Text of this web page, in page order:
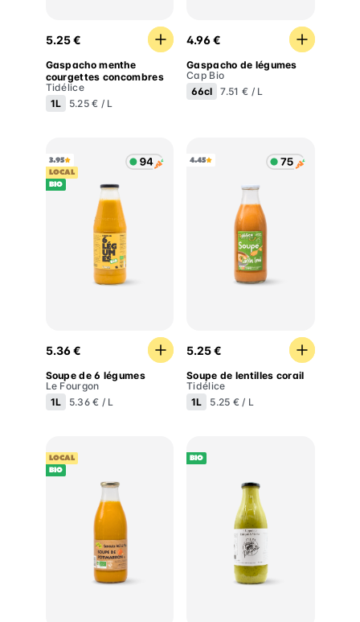
Gaspacho menthe courgettes concombres
5.25 €
Gaspacho menthe
courgettes concombres
Tidélice
1L
5.25 € / L
Gaspacho de légumes
4.96 €
Gaspacho de légumes
Cap Bio
66cl
7.51 € / L
3.95
LOCAL
BIO
Soupe de 6 légumes
5.36 €
Soupe de 6 légumes
Le Fourgon
1L
5.36 € / L
4.45
Soupe de lentilles corail
5.25 €
Soupe de lentilles corail
Tidélice
1L
5.25 € / L
LOCAL
BIO
BIO